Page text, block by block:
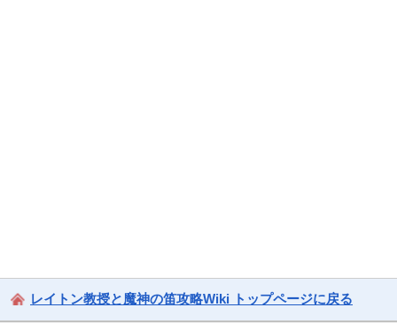
レイトン教授と魔神の笛攻略Wiki トップページに戻る